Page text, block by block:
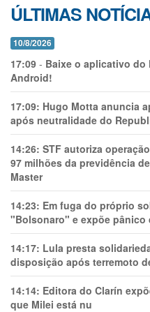
ÚLTIMAS
10/8/2026
17:09 - Baixe o aplicativo do
Android!
17:09: Hugo Motta anuncia
após neutralidade do
14:26: STF autoriza
97 milhões da previdência
Master
14:23: Em fuga do próprio
"Bolsonaro" e expõe pânico
14:17: Lula presta
disposição após terremoto
14:14: Editora do Clarín
que Milei está nu